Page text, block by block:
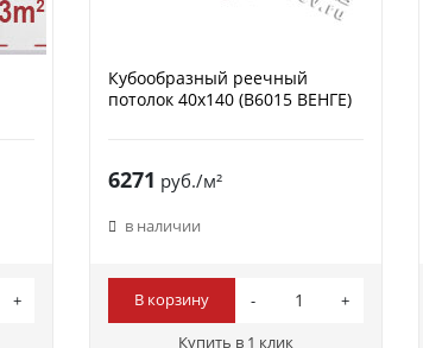
Кубообразный реечный
потолок 40х140 (B6015 ВЕНГЕ)
6271 руб./м²
в наличии
В корзину
Купить в 1 клик